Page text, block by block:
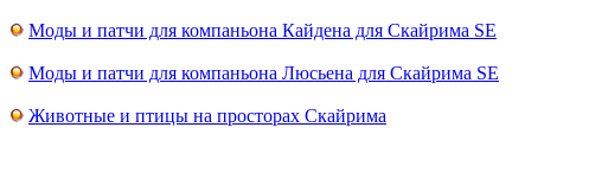
Моды и патчи для компаньона Кайдена для Скайрима SE
Моды и патчи для компаньона Люсьена для Скайрима SE
Животные и птицы на просторах Скайрима